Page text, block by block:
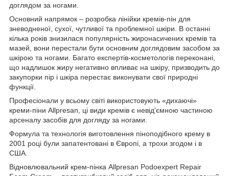
доглядом за ногами.
Основний напрямок – розробка лінійки кремів-пін для
зневодненої, сухої, чутливої та проблемної шкіри. В останні
кілька років знизилася популярність жиронасичених кремів та
мазей, вони перестали бути основним доглядовим засобом за
шкірою та ногами. Багато експертів-косметологів переконані,
що надлишок жиру негативно впливає на шкіру, призводить до
закупорки пір і шкіра перестає виконувати свої природні
функції.
Професіонали у всьому світі використовують «дихаючі»
креми-піни Allpresan, ці види кремів є невід'ємною частиною
арсеналу засобів для догляду за ногами.
Формула та технологія виготовлення піноподібного крему в
2001 році були запатентовані в Європі, а трохи згодом і в
США.
Відновлювальний крем-пінка Allpresan Podoexpert Repair